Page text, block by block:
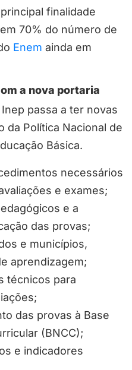
finalidade
70% do número de
Enem ainda em
a nova portaria
passa a ter novas
da Política Nacional de
Básica.
necessários
e exames;
e a
das provas;
e municípios,
aprendizagem;
técnicos para
das provas à Base
(BNCC);
e indicadores